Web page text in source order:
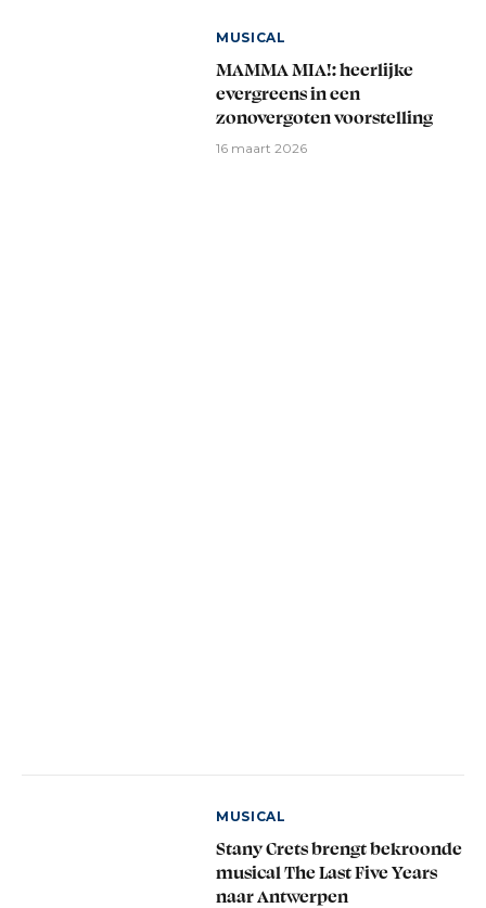
MUSICAL
MAMMA MIA!: heerlijke
evergreens in een
zonovergoten voorstelling
16 maart 2026
MUSICAL
Stany Crets brengt bekroonde
musical The Last Five Years
naar Antwerpen